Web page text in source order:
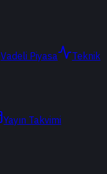
Vadeli Piyasa
Teknik
Yayın Takvimi